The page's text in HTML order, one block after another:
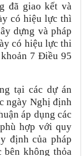
đã giao kết và
có hiệu lực thì
dựng và pháp
có hiệu lực thi
7 Điều 95
tại các dự án
ngày Nghị định
áp dụng các
hợp với quy
định của pháp
bên không thỏa